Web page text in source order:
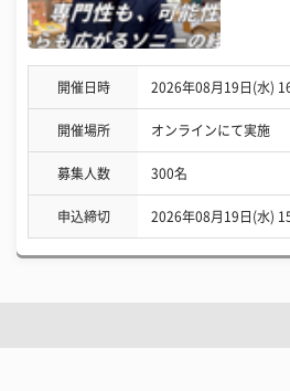
開催日時 2026年08月19日(水)
開催場所 オンラインにて実施
募集人数 300名
申込締切 2026年08月19日(水)